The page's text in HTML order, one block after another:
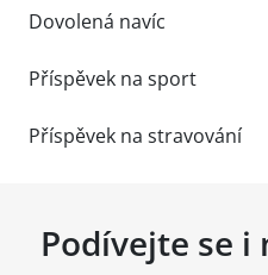
Dovolená navíc
Příspěvek na sport
Příspěvek na stravování
Podívejte se